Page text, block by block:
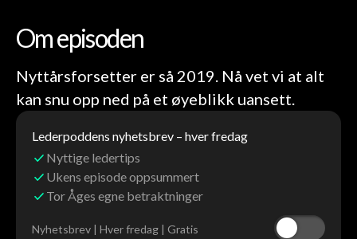
Om episoden
Nyttårsforsetter er så 2019. Nå vet vi at alt
kan snu opp ned på et øyeblikk uansett.
Lederpoddens nyhetsbrev – hver fredag
Nyttige ledertips
Ukens episode oppsummert
Tor Åges egne betraktninger
Nyhetsbrev | Hver fredag | Gratis